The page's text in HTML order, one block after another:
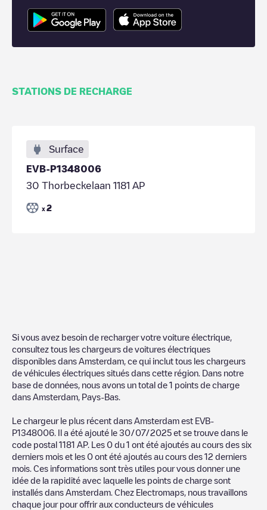
STATIONS DE RECHARGE
Surface
EVB-P1348006
30 Thorbeckelaan 1181 AP
x 2
Si vous avez besoin de recharger votre voiture électrique,
consultez tous les chargeurs de voitures électriques
disponibles dans Amsterdam , ce qui inclut tous les chargeurs
de véhicules électriques situés dans cette région. Dans notre
base de données, nous avons un total de 1 points de charge
dans Amsterdam Pays-Bas
Le chargeur le plus récent dans Amsterdam est EVB-
P1348006 . Il a été ajouté le 30/07/2025 et se trouve dans le
code postal 1181 AP. Les 0 du 1 ont été ajoutés au cours des six
derniers mois et les 0 ont été ajoutés au cours des 12 derniers
mois. Ces informations sont très utiles pour vous donner une
idée de la rapidité avec laquelle les points de charge sont
installés dans Amsterdam . Chez Electromaps, nous travaillons
chaque jour pour offrir aux conducteurs de véhicules